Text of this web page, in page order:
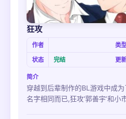
狂攻
作者 类
状态
完结 更
简介
穿越到后辈制作的BL游戏中成
名字相同而已,狂攻‘郭善宇’和小